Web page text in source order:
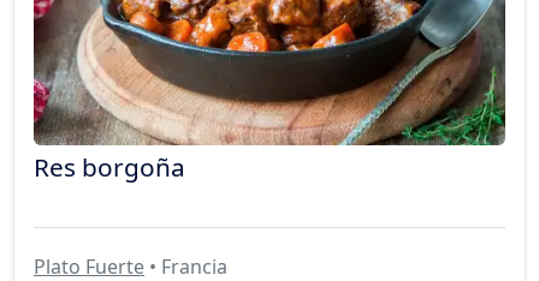
Res borgoña
Plato Fuerte • Francia